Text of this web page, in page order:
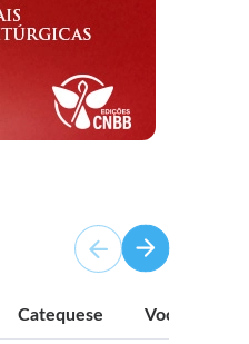
Catequese Vocação e